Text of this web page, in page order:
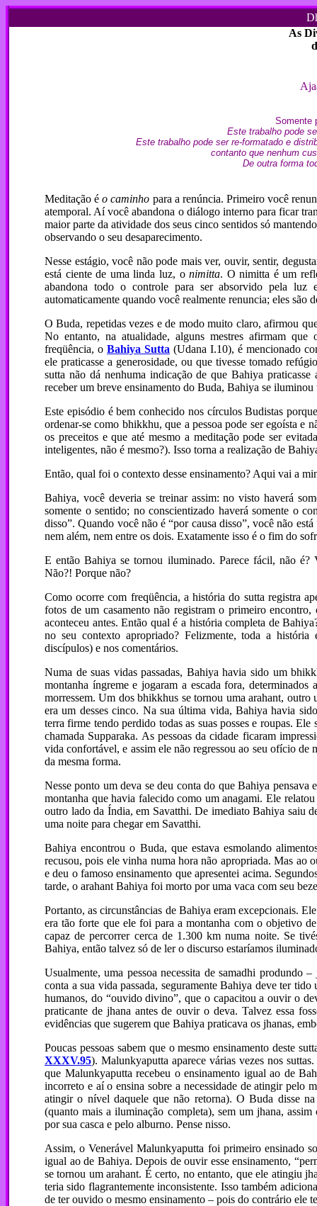
As
Somente
Este trabalho pode
Este trabalho pode ser re-formatado e
contanto que nenhum
De outra forma
Meditação éo caminho para a renúncia. Primeiro você
atemporal. Aí você abandona o diálogo interno para ficar
maior parte da atividade dos seus cinco sentidos só
observando o seu desaparecimento.
Nesse estágio, você não pode mais ver, ouvir, sentir,
está ciente de uma linda luz, onimitta. O nimitta é um
abandona todo o controle para ser absorvido pela luz
automaticamente quando você realmente renuncia; eles são
O Buda, repetidas vezes e de modo muito claro, afirmou
No entanto, na atualidade, alguns mestres afirmam que
freqüência, o Bahiya Sutta (Udana I.10), é mencionado
ele praticasse a generosidade, ou que tivesse tomado
sutta não dá nenhuma indicação de que Bahiya
receber um breve ensinamento do Buda, Bahiya se
Este episódio é bem conhecido nos círculos Budistas
ordenar-se como bhikkhu, que a pessoa pode ser egoísta e
os preceitos e que até mesmo a meditação pode ser
inteligentes, não é mesmo?). Isso torna a realização de
Então, qual foi o contexto desse ensinamento? Aqui vai a
Bahiya, você deveria se treinar assim: no visto haverá
somente o sentido; no conscientizado haverá somente o
disso”. Quando você não é “por causa disso”, você não
nem além, nem entre os dois. Exatamente isso é o fim do
E então Bahiya se tornou iluminado. Parece fácil, não é?
Não?! Porque não?
Como ocorre com freqüência, a história do sutta registra
fotos de um casamento não registram o primeiro
aconteceu antes. Então qual é a história completa de
no seu contexto apropriado? Felizmente, toda a
discípulos) e nos comentários.
Numa de suas vidas passadas, Bahiya havia sido um
montanha íngreme e jogaram a escada fora,
morressem. Um dos bhikkhus se tornou uma arahant,
era um desses cinco. Na sua última vida, Bahiya havia
terra firme tendo perdido todas as suas posses e roupas.
chamada Supparaka. As pessoas da cidade ficaram
vida confortável, e assim ele não regressou ao seu ofício
da mesma forma.
Nesse ponto um deva se deu conta do que Bahiya
montanha que havia falecido como um anagami. Ele
outro lado da Índia, em Savatthi. De imediato Bahiya saiu
uma noite para chegar em Savatthi.
Bahiya encontrou o Buda, que estava esmolando
recusou, pois ele vinha numa hora não apropriada. Mas ao
e deu o famoso ensinamento que apresentei acima.
tarde, o arahant Bahiya foi morto por uma vaca com seu
Portanto, as circunstâncias de Bahiya eram excepcionais.
era tão forte que ele foi para a montanha com o objetivo
capaz de percorrer cerca de 1.300 km numa noite. Se
Bahiya, então talvez só de ler o discurso estaríamos
Usualmente, uma pessoa necessita de samadhi produndo
conta a sua vida passada, seguramente Bahiya deve ter
humanos, do “ouvido divino”, que o capacitou a ouvir o
praticante de jhana antes de ouvir o deva. Talvez essa
evidências que sugerem que Bahiya praticava os jhanas,
Poucas pessoas sabem que o mesmo ensinamento deste
XXXV.95). Malunkyaputta aparece várias vezes nos
que Malunkyaputta recebeu o ensinamento igual ao de
incorreto e aí o ensina sobre a necessidade de atingir pelo
atingir o nível daquele que não retorna). O Buda disse
(quanto mais a iluminação completa), sem um jhana,
por sua casca e pelo alburno. Pense nisso.
Assim, o Venerável Malunkyaputta foi primeiro ensinado
igual ao de Bahiya. Depois de ouvir esse ensinamento,
se tornou um arahant. É certo, no entanto, que ele atingiu
teria sido flagrantemente inconsistente. Isso também
de ter ouvido o mesmo ensinamento – pois do contrário ele